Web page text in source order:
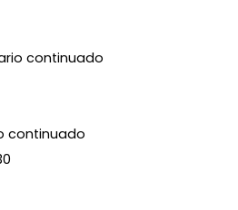
continuado
continuado